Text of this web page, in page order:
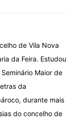
de Vila Nova
da Feira. Estudou
Maior de
da
durante mais
do concelho de